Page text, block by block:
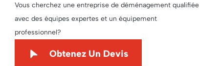
Vous cherchez une entreprise de déménagement qualifiée
avec des équipes expertes et un équipement
professionnel?
Obtenez Un Devis